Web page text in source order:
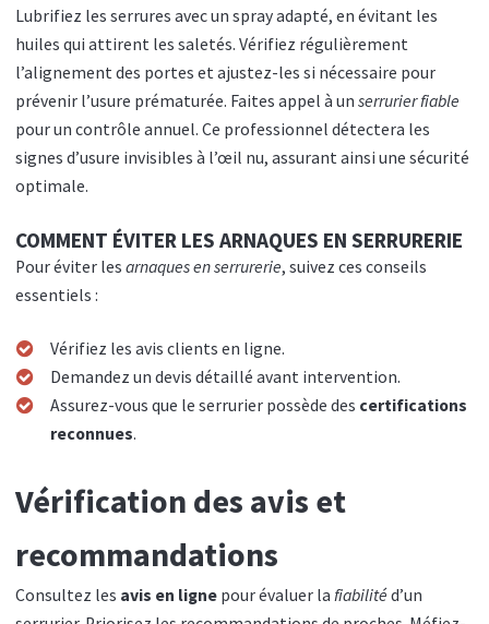
Lubrifiez les serrures avec un spray adapté, en évitant les
huiles qui attirent les saletés. Vérifiez régulièrement
l’alignement des portes et ajustez-les si nécessaire pour
prévenir l’usure prématurée. Faites appel à un serrurier fiable
pour un contrôle annuel. Ce professionnel détectera les
signes d’usure invisibles à l’œil nu, assurant ainsi une sécurité
optimale.
COMMENT ÉVITER LES ARNAQUES EN SERRURERIE
Pour éviter les arnaques en serrurerie, suivez ces conseils
essentiels :
Vérifiez les avis clients en ligne.
Demandez un devis détaillé avant intervention.
Assurez-vous que le serrurier possède des certifications
reconnues.
Vérification des avis et
recommandations
Consultez les avis en ligne pour évaluer la fiabilitéd’un